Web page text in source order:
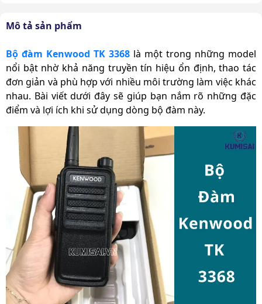
Mô tả sản phẩm
Bộ đàm Kenwood TK 3368 là một trong những model
nổi bật nhờ khả năng truyền tín hiệu ổn định, thao tác
đơn giản và phù hợp với nhiều môi trường làm việc khác
nhau. Bài viết dưới đây sẽ giúp bạn nắm rõ những đặc
điểm và lợi ích khi sử dụng dòng bộ đàm này.
Cự li liên lạc
Phụ kiện theo máy
tài liệu đi kèm, thân máy
Trọng lượng sản
phẩm
330 g
Kích thước sản phẩm
50 x 110 x 25 mm
Thời gian bảo hành
24 tháng
Chính hãng